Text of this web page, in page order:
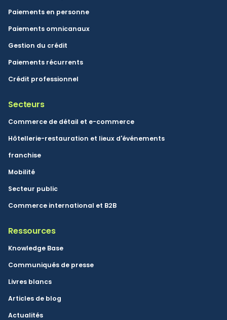
Paiements en personne
Paiements omnicanaux
Gestion du crédit
Paiements récurrents
Crédit professionnel
Secteurs
Commerce de détail et e-commerce
Hôtellerie-restauration et lieux d'événements
franchise
Mobilité
Secteur public
Commerce international et B2B
Ressources
Knowledge Base
Communiqués de presse
Livres blancs
Articles de blog
Actualités